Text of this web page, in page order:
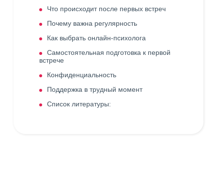
Что происходит после первых встреч
Почему важна регулярность
Как выбрать онлайн-психолога
Самостоятельная подготовка к первой
встрече
Конфиденциальность
Поддержка в трудный момент
Список литературы: